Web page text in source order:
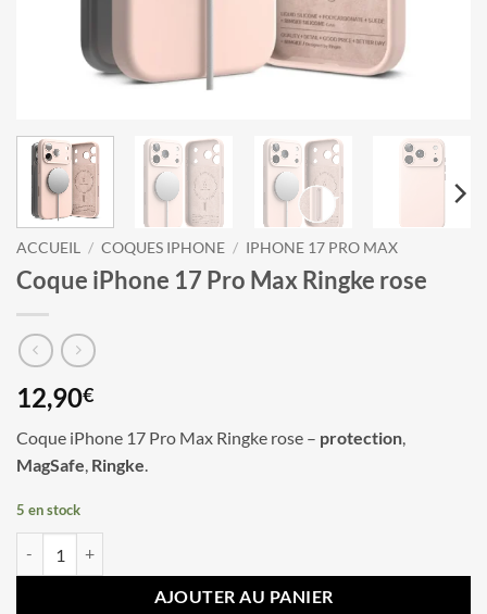
ACCUEIL / COQUES IPHONE / IPHONE 17 PRO MAX
Coque iPhone 17 Pro Max Ringke rose
12,90€
Coque iPhone 17 Pro Max Ringke rose – protection,
MagSafe, Ringke.
5 en stock
AJOUTER AU PANIER